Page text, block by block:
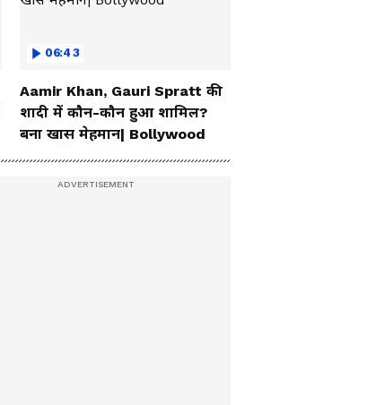
भागवत के बारे में बात मत
Kanwar Yatra: 95 वर्षीय
दादी की इच्छा को पूरी करने
25 पोते बने 'श्रवण कुमार'
06:43
Aamir Khan, Gauri Spratt की
शादी में कौन-कौन हुआ शामिल?
बना खास मेहमान| Bollywood